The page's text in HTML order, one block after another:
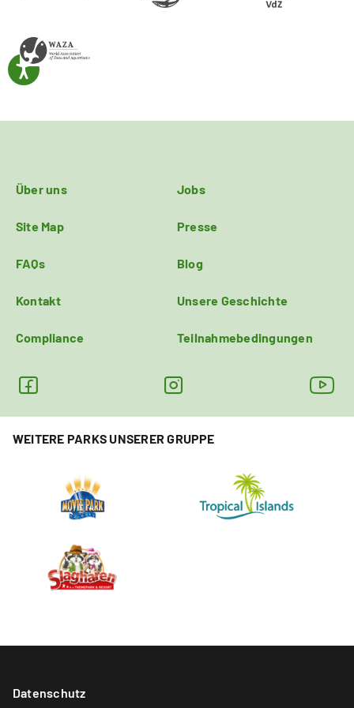
Über uns Jobs
Site Map Presse
FAQs Blog
Kontakt Unsere Geschichte
Compliance Teilnahmebedingungen
WEITERE PARKS UNSERER GRUPPE
Datenschutz